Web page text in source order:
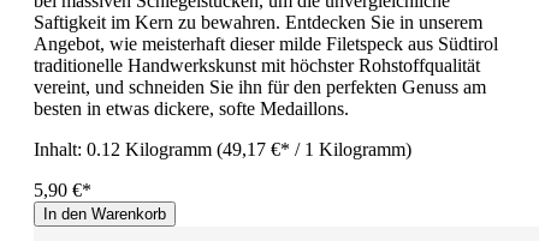
Saftigkeit im Kern zu bewahren. Entdecken Sie in unserem
Angebot, wie meisterhaft dieser milde Filetspeck aus Südtirol
traditionelle Handwerkskunst mit höchster Rohstoffqualität
vereint, und schneiden Sie ihn für den perfekten Genuss am
besten in etwas dickere, softe Medaillons.
Inhalt: 0.12 Kilogramm (49,17 €* / 1 Kilogramm)
5,90 €*
In den Warenkorb